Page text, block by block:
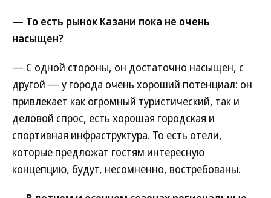
— То есть рынок Казани пока не очень
насыщен?
— С одной стороны, он достаточно насыщен, с
другой — у города очень хороший потенциал: он
привлекает как огромный туристический, так и
деловой спрос, есть хорошая городская и
спортивная инфраструктура. То есть отели,
которые предложат гостям интересную
концепцию, будут, несомненно, востребованы.